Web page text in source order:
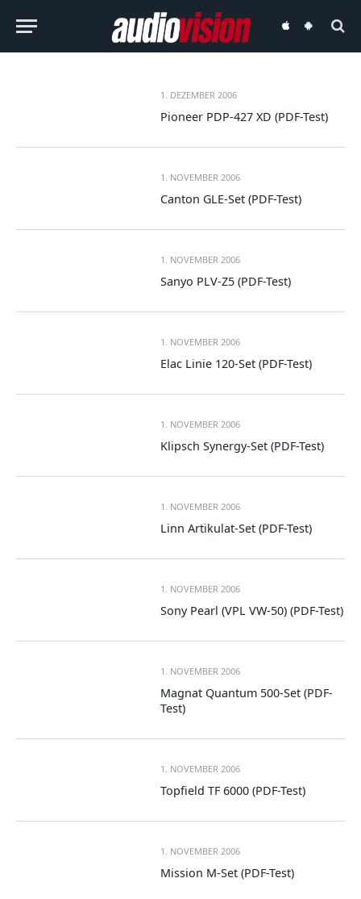
audiovisionaudiovision
1. DEZEMBER 2006
Pioneer PDP-427 XD (PDF-Test)
1. NOVEMBER 2006
Canton GLE-Set (PDF-Test)
1. NOVEMBER 2006
Sanyo PLV-Z5 (PDF-Test)
1. NOVEMBER 2006
Elac Linie 120-Set (PDF-Test)
1. NOVEMBER 2006
Klipsch Synergy-Set (PDF-Test)
1. NOVEMBER 2006
Linn Artikulat-Set (PDF-Test)
1. NOVEMBER 2006
Sony Pearl (VPL VW-50) (PDF-Test)
1. NOVEMBER 2006
Magnat Quantum 500-Set (PDF-
Test)
1. NOVEMBER 2006
Topfield TF 6000 (PDF-Test)
1. NOVEMBER 2006
Mission M-Set (PDF-Test)